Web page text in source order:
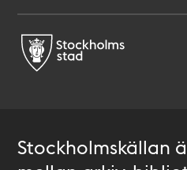
Stockholmskällan